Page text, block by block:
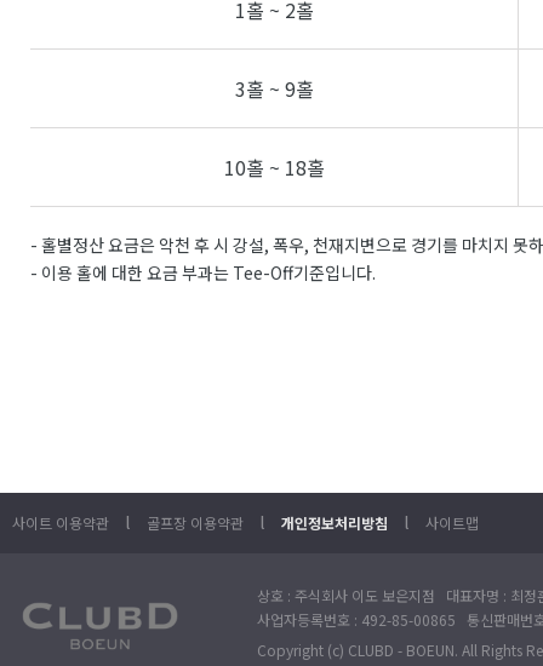
1홀 ~ 2홀
3홀 ~ 9홀
10홀 ~ 18홀
- 홀별정산 요금은 악천 후 시 강설, 폭우, 천재지변으로 경기를 마치지 못
- 이용 홀에 대한 요금 부과는 Tee-Off기준입니다.
사이트 이용약관 l 골프장 이용약관 l 개인정보처리방침 l 사이트맵
상호 : 주식회사 이도 보은지점 대표자명 : 최
사업자등록번호 : 492-85-00865 통신판매
Copyright (c) CLUBD - BOEUN. All Rights